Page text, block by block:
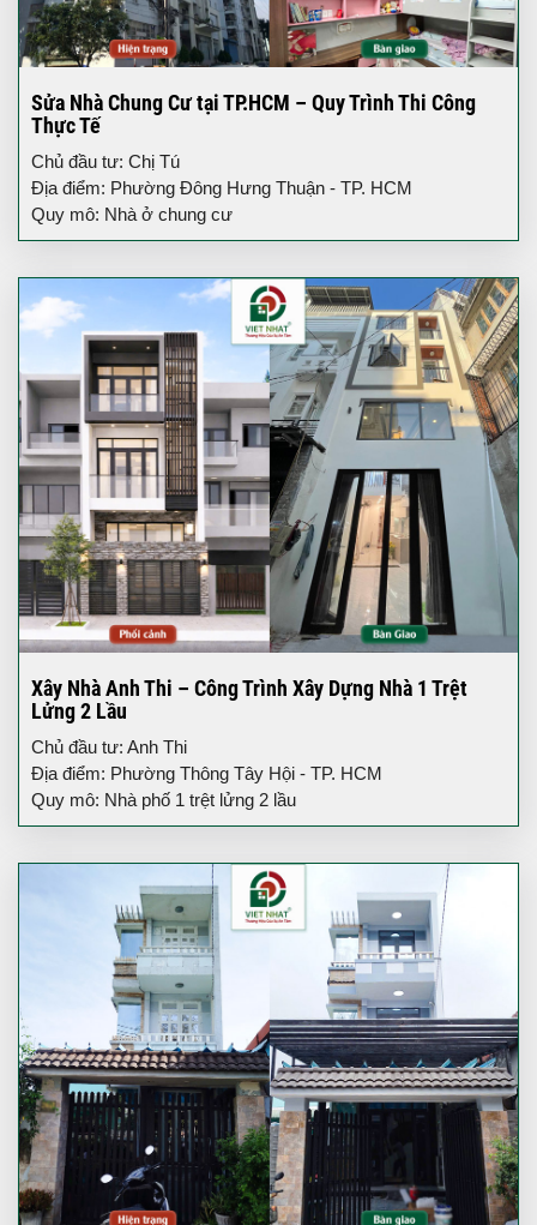
Sửa Nhà Chung Cư tại TP.HCM – Quy Trình Thi Công
Thực Tế
Chủ đầu tư: Chị Tú
Địa điểm: Phường Đông Hưng Thuận - TP. HCM
Quy mô: Nhà ở chung cư
Xây Nhà Anh Thi – Công Trình Xây Dựng Nhà 1 Trệt
Lửng 2 Lầu
Chủ đầu tư: Anh Thi
Địa điểm: Phường Thông Tây Hội - TP. HCM
Quy mô: Nhà phố 1 trệt lửng 2 lầu